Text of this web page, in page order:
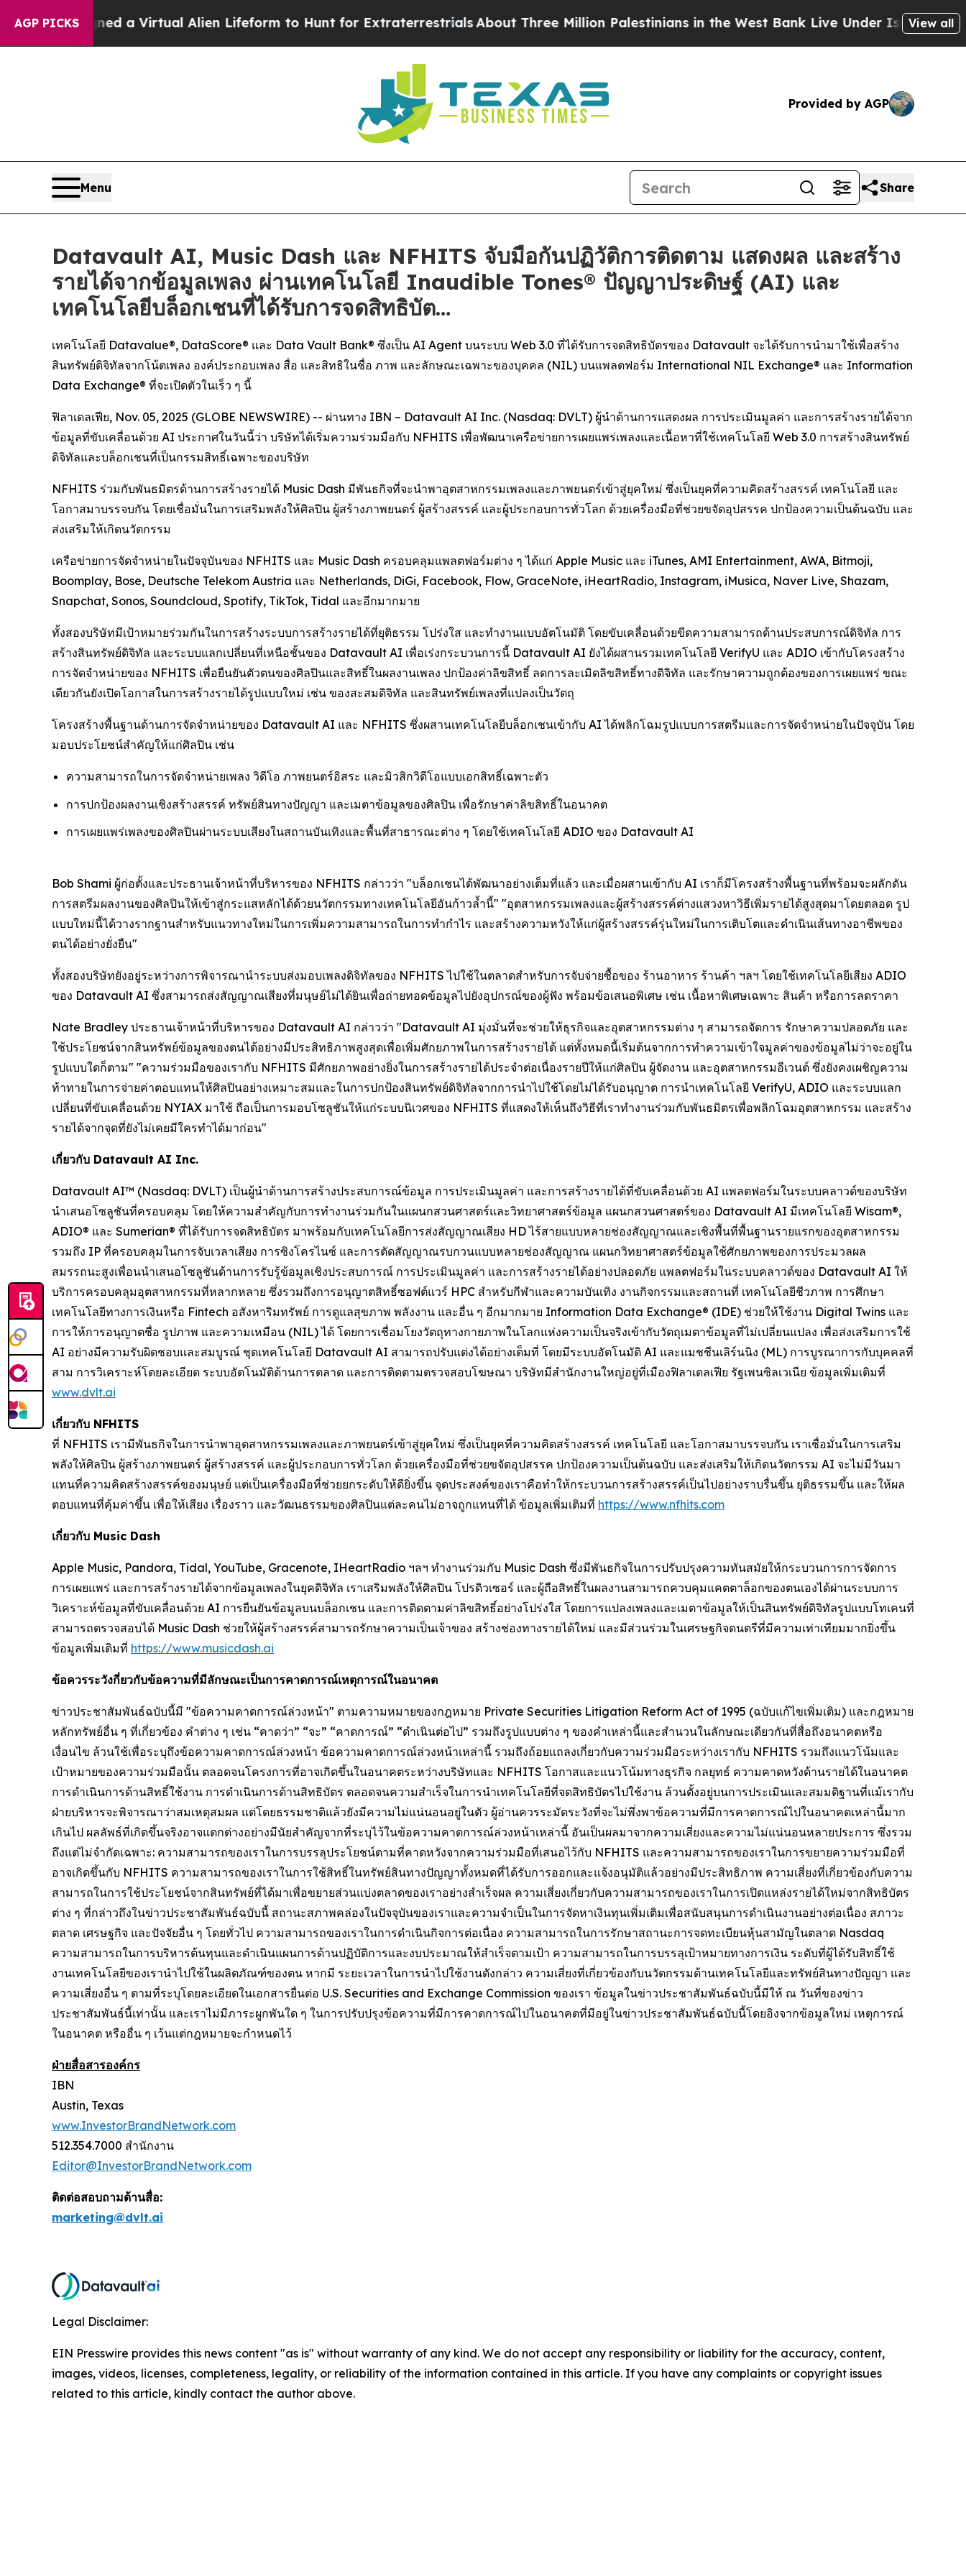
AGP PICKSa Virtual Alien Lifeform to Hunt for ExtraterrestrialsAbout Three Million Palestinians in the West Bank Live Under Israeli Military Rule,
View all
Provided by AGP
Menu Share
Datavault AI, Music Dash และ NFHITS จับมือกันปฏิวัติการติดตาม แสดงผล และสร้าง
รายได้จากข้อมูลเพลง ผ่านเทคโนโลยี Inaudible Tones® ปัญญาประดิษฐ์ (AI) และ
เทคโนโลยีบล็อกเชนที่ได้รับการจดสิทธิบัต…
เทคโนโลยี Datavalue®, DataScore® และ Data Vault Bank® ซึ่งเป็น AI Agent บนระบบ Web 3.0 ที่ได้รับการจดสิทธิบัตรของ Datavault จะได้รับการนำมาใช้เพื่อสร้าง
สินทรัพย์ดิจิทัลจากโน้ตเพลง องค์ประกอบเพลง สื่อ และสิทธิในชื่อ ภาพ และลักษณะเฉพาะของบุคคล (NIL) บนแพลตฟอร์ม International NIL Exchange® และ Information
Data Exchange® ที่จะเปิดตัวในเร็ว ๆ นี้
ฟิลาเดลเฟีย, Nov. 05, 2025 (GLOBE NEWSWIRE) -- ผ่านทาง IBN – Datavault AI Inc. (Nasdaq: DVLT) ผู้นำด้านการแสดงผล การประเมินมูลค่า และการสร้างรายได้จาก
ข้อมูลที่ขับเคลื่อนด้วย AI ประกาศในวันนี้ว่า บริษัทได้เริ่มความร่วมมือกับ NFHITS เพื่อพัฒนาเครือข่ายการเผยแพร่เพลงและเนื้อหาที่ใช้เทคโนโลยี Web 3.0 การสร้างสินทรัพย์
ดิจิทัลและบล็อกเชนที่เป็นกรรมสิทธิ์เฉพาะของบริษัท
NFHITS ร่วมกับพันธมิตรด้านการสร้างรายได้ Music Dash มีพันธกิจที่จะนำพาอุตสาหกรรมเพลงและภาพยนตร์เข้าสู่ยุคใหม่ ซึ่งเป็นยุคที่ความคิดสร้างสรรค์ เทคโนโลยี และ
โอกาสมาบรรจบกัน โดยเชื่อมั่นในการเสริมพลังให้ศิลปิน ผู้สร้างภาพยนตร์ ผู้สร้างสรรค์ และผู้ประกอบการทั่วโลก ด้วยเครื่องมือที่ช่วยขจัดอุปสรรค ปกป้องความเป็นต้นฉบับ และ
ส่งเสริมให้เกิดนวัตกรรม
เครือข่ายการจัดจำหน่ายในปัจจุบันของ NFHITS และ Music Dash ครอบคลุมแพลตฟอร์มต่าง ๆ ได้แก่ Apple Music และ iTunes, AMI Entertainment, AWA, Bitmoji,
Boomplay, Bose, Deutsche Telekom Austria และ Netherlands, DiGi, Facebook, Flow, GraceNote, iHeartRadio, Instagram, iMusica, Naver Live, Shazam,
Snapchat, Sonos, Soundcloud, Spotify, TikTok, Tidal และอีกมากมาย
ทั้งสองบริษัทมีเป้าหมายร่วมกันในการสร้างระบบการสร้างรายได้ที่ยุติธรรม โปร่งใส และทำงานแบบอัตโนมัติ โดยขับเคลื่อนด้วยขีดความสามารถด้านประสบการณ์ดิจิทัล การ
สร้างสินทรัพย์ดิจิทัล และระบบแลกเปลี่ยนที่เหนือชั้นของ Datavault AI เพื่อเร่งกระบวนการนี้ Datavault AI ยังได้ผสานรวมเทคโนโลยี VerifyU และ ADIO เข้ากับโครงสร้าง
การจัดจำหน่ายของ NFHITS เพื่อยืนยันตัวตนของศิลปินและสิทธิ์ในผลงานเพลง ปกป้องค่าลิขสิทธิ์ ลดการละเมิดลิขสิทธิ์ทางดิจิทัล และรักษาความถูกต้องของการเผยแพร่ ขณะ
เดียวกันยังเปิดโอกาสในการสร้างรายได้รูปแบบใหม่ เช่น ของสะสมดิจิทัล และสินทรัพย์เพลงที่แปลงเป็นวัตถุ
โครงสร้างพื้นฐานด้านการจัดจำหน่ายของ Datavault AI และ NFHITS ซึ่งผสานเทคโนโลยีบล็อกเชนเข้ากับ AI ได้พลิกโฉมรูปแบบการสตรีมและการจัดจำหน่ายในปัจจุบัน โดย
มอบประโยชน์สำคัญให้แก่ศิลปิน เช่น
ความสามารถในการจัดจำหน่ายเพลง วิดีโอ ภาพยนตร์อิสระ และมิวสิกวิดีโอแบบเอกสิทธิ์เฉพาะตัว
การปกป้องผลงานเชิงสร้างสรรค์ ทรัพย์สินทางปัญญา และเมตาข้อมูลของศิลปิน เพื่อรักษาค่าลิขสิทธิ์ในอนาคต
การเผยแพร่เพลงของศิลปินผ่านระบบเสียงในสถานบันเทิงและพื้นที่สาธารณะต่าง ๆ โดยใช้เทคโนโลยี ADIO ของ Datavault AI
Bob Shami ผู้ก่อตั้งและประธานเจ้าหน้าที่บริหารของ NFHITS กล่าวว่า "บล็อกเชนได้พัฒนาอย่างเต็มที่แล้ว และเมื่อผสานเข้ากับ AI เราก็มีโครงสร้างพื้นฐานที่พร้อมจะผลักดัน
การสตรีมผลงานของศิลปินให้เข้าสู่กระแสหลักได้ด้วยนวัตกรรมทางเทคโนโลยีอันก้าวล้ำนี้" "อุตสาหกรรมเพลงและผู้สร้างสรรค์ต่างแสวงหาวิธีเพิ่มรายได้สูงสุดมาโดยตลอด รูป
แบบใหม่นี้ได้วางรากฐานสำหรับแนวทางใหม่ในการเพิ่มความสามารถในการทำกำไร และสร้างความหวังให้แก่ผู้สร้างสรรค์รุ่นใหม่ในการเติบโตและดำเนินเส้นทางอาชีพของ
ตนได้อย่างยั่งยืน"
ทั้งสองบริษัทยังอยู่ระหว่างการพิจารณานำระบบส่งมอบเพลงดิจิทัลของ NFHITS ไปใช้ในตลาดสำหรับการจับจ่ายซื้อของ ร้านอาหาร ร้านค้า ฯลฯ โดยใช้เทคโนโลยีเสียง ADIO
ของ Datavault AI ซึ่งสามารถส่งสัญญาณเสียงที่มนุษย์ไม่ได้ยินเพื่อถ่ายทอดข้อมูลไปยังอุปกรณ์ของผู้ฟัง พร้อมข้อเสนอพิเศษ เช่น เนื้อหาพิเศษเฉพาะ สินค้า หรือการลดราคา
Nate Bradley ประธานเจ้าหน้าที่บริหารของ Datavault AI กล่าวว่า "Datavault AI มุ่งมั่นที่จะช่วยให้ธุรกิจและอุตสาหกรรมต่าง ๆ สามารถจัดการ รักษาความปลอดภัย และ
ใช้ประโยชน์จากสินทรัพย์ข้อมูลของตนได้อย่างมีประสิทธิภาพสูงสุดเพื่อเพิ่มศักยภาพในการสร้างรายได้ แต่ทั้งหมดนี้เริ่มต้นจากการทำความเข้าใจมูลค่าของข้อมูลไม่ว่าจะอยู่ใน
รูปแบบใดก็ตาม" "ความร่วมมือของเรากับ NFHITS มีศักยภาพอย่างยิ่งในการสร้างรายได้ประจำต่อเนื่องรายปีให้แก่ศิลปิน ผู้จัดงาน และอุตสาหกรรมอีเวนต์ ซึ่งยังคงเผชิญความ
ท้าทายในการจ่ายค่าตอบแทนให้ศิลปินอย่างเหมาะสมและในการปกป้องสินทรัพย์ดิจิทัลจากการนำไปใช้โดยไม่ได้รับอนุญาต การนำเทคโนโลยี VerifyU, ADIO และระบบแลก
เปลี่ยนที่ขับเคลื่อนด้วย NYIAX มาใช้ ถือเป็นการมอบโซลูชันให้แก่ระบบนิเวศของ NFHITS ที่แสดงให้เห็นถึงวิธีที่เราทำงานร่วมกับพันธมิตรเพื่อพลิกโฉมอุตสาหกรรม และสร้าง
รายได้จากจุดที่ยังไม่เคยมีใครทำได้มาก่อน"
เกี่ยวกับ Datavault AI Inc.
Datavault AI™ (Nasdaq: DVLT) เป็นผู้นำด้านการสร้างประสบการณ์ข้อมูล การประเมินมูลค่า และการสร้างรายได้ที่ขับเคลื่อนด้วย AI แพลตฟอร์มในระบบคลาวด์ของบริษัท
นำเสนอโซลูชันที่ครอบคลุม โดยให้ความสำคัญกับการทำงานร่วมกันในแผนกสวนศาสตร์และวิทยาศาสตร์ข้อมูล แผนกสวนศาสตร์ของ Datavault AI มีเทคโนโลยี Wisam®,
ADIO® และ Sumerian® ที่ได้รับการจดสิทธิบัตร มาพร้อมกับเทคโนโลยีการส่งสัญญาณเสียง HD ไร้สายแบบหลายช่องสัญญาณและเชิงพื้นที่พื้นฐานรายแรกของอุตสาหกรรม
รวมถึง IP ที่ครอบคลุมในการจับเวลาเสียง การซิงโครไนซ์ และการตัดสัญญาณรบกวนแบบหลายช่องสัญญาณ แผนกวิทยาศาสตร์ข้อมูลใช้ศักยภาพของการประมวลผล
สมรรถนะสูงเพื่อนนำเสนอโซลูชันด้านการรับรู้ข้อมูลเชิงประสบการณ์ การประเมินมูลค่า และการสร้างรายได้อย่างปลอดภัย แพลตฟอร์มในระบบคลาวด์ของ Datavault AI ให้
บริการครอบคลุมอุตสาหกรรมที่หลากหลาย ซึ่งรวมถึงการอนุญาตสิทธิ์ซอฟต์แวร์ HPC สำหรับกีฬาและความบันเทิง งานกิจกรรมและสถานที่ เทคโนโลยีชีวภาพ การศึกษา
เทคโนโลยีทางการเงินหรือ Fintech อสังหาริมทรัพย์ การดูแลสุขภาพ พลังงาน และอื่น ๆ อีกมากมาย Information Data Exchange® (IDE) ช่วยให้ใช้งาน Digital Twins และ
การให้การอนุญาตชื่อ รูปภาพ และความเหมือน (NIL) ได้ โดยการเชื่อมโยงวัตถุทางกายภาพในโลกแห่งความเป็นจริงเข้ากับวัตถุเมตาข้อมูลที่ไม่เปลี่ยนแปลง เพื่อส่งเสริมการใช้
AI อย่างมีความรับผิดชอบและสมบูรณ์ ชุดเทคโนโลยี Datavault AI สามารถปรับแต่งได้อย่างเต็มที่ โดยมีระบบอัตโนมัติ AI และแมชชีนเลิร์นนิง (ML) การบูรณาการกับบุคคลที่
สาม การวิเคราะห์โดยละเอียด ระบบอัตโนมัติด้านการตลาด และการติดตามตรวจสอบโฆษณา บริษัทมีสำนักงานใหญ่อยู่ที่เมืองฟิลาเดลเฟีย รัฐเพนซิลเวเนีย ข้อมูลเพิ่มเติมที่
www.dvlt.ai
เกี่ยวกับ NFHITS
ที่ NFHITS เรามีพันธกิจในการนำพาอุตสาหกรรมเพลงและภาพยนตร์เข้าสู่ยุคใหม่ ซึ่งเป็นยุคที่ความคิดสร้างสรรค์ เทคโนโลยี และโอกาสมาบรรจบกัน เราเชื่อมั่นในการเสริม
พลังให้ศิลปิน ผู้สร้างภาพยนตร์ ผู้สร้างสรรค์ และผู้ประกอบการทั่วโลก ด้วยเครื่องมือที่ช่วยขจัดอุปสรรค ปกป้องความเป็นต้นฉบับ และส่งเสริมให้เกิดนวัตกรรม AI จะไม่มีวันมา
แทนที่ความคิดสร้างสรรค์ของมนุษย์ แต่เป็นเครื่องมือที่ช่วยยกระดับให้ดียิ่งขึ้น จุดประสงค์ของเราคือทำให้กระบวนการสร้างสรรค์เป็นไปอย่างราบรื่นขึ้น ยุติธรรมขึ้น และให้ผล
ตอบแทนที่คุ้มค่าขึ้น เพื่อให้เสียง เรื่องราว และวัฒนธรรมของศิลปินแต่ละคนไม่อาจถูกแทนที่ได้ ข้อมูลเพิ่มเติมที่ https://www.nfhits.com
เกี่ยวกับ Music Dash
Apple Music, Pandora, Tidal, YouTube, Gracenote, IHeartRadio ฯลฯ ทำงานร่วมกับ Music Dash ซึ่งมีพันธกิจในการปรับปรุงความทันสมัยให้กระบวนการการจัดการ
การเผยแพร่ และการสร้างรายได้จากข้อมูลเพลงในยุคดิจิทัล เราเสริมพลังให้ศิลปิน โปรดิวเซอร์ และผู้ถือสิทธิ์ในผลงานสามารถควบคุมแคตตาล็อกของตนเองได้ผ่านระบบการ
วิเคราะห์ข้อมูลที่ขับเคลื่อนด้วย AI การยืนยันข้อมูลบนบล็อกเชน และการติดตามค่าลิขสิทธิ์อย่างโปร่งใส โดยการแปลงเพลงและเมตาข้อมูลให้เป็นสินทรัพย์ดิจิทัลรูปแบบโทเคนที่
สามารถตรวจสอบได้ Music Dash ช่วยให้ผู้สร้างสรรค์สามารถรักษาความเป็นเจ้าของ สร้างช่องทางรายได้ใหม่ และมีส่วนร่วมในเศรษฐกิจดนตรีที่มีความเท่าเทียมมากยิ่งขึ้น
ข้อมูลเพิ่มเติมที่ https://www.musicdash.ai
ข้อควรระวังกี่ยวกับข้อความที่มีลักษณะเป็นการคาดการณ์เหตุการณ์ในอนาคต
ข่าวประชาสัมพันธ์ฉบับนี้มี "ข้อความคาดการณ์ล่วงหน้า" ตามความหมายของกฎหมาย Private Securities Litigation Reform Act of 1995 (ฉบับแก้ไขเพิ่มเติม) และกฎหมาย
หลักทรัพย์อื่น ๆ ที่เกี่ยวข้อง คำต่าง ๆ เช่น “คาดว่า” “จะ” “คาดการณ์” “ดำเนินต่อไป” รวมถึงรูปแบบต่าง ๆ ของคำเหล่านี้และสำนวนในลักษณะเดียวกันที่สื่อถึงอนาคตหรือ
เงื่อนไข ล้วนใช้เพื่อระบุถึงข้อความคาดการณ์ล่วงหน้า ข้อความคาดการณ์ล่วงหน้าเหล่านี้ รวมถึงถ้อยแถลงเกี่ยวกับความร่วมมือระหว่างเรากับ NFHITS รวมถึงแนวโน้มและ
เป้าหมายของความร่วมมือนั้น ตลอดจนโครงการที่อาจเกิดขึ้นในอนาคตระหว่างบริษัทและ NFHITS โอกาสและแนวโน้มทางธุรกิจ กลยุทธ์ ความคาดหวังด้านรายได้ในอนาคต
การดำเนินการด้านสิทธิ์ใช้งาน การดำเนินการด้านสิทธิบัตร ตลอดจนความสำเร็จในการนำเทคโนโลยีที่จดสิทธิบัตรไปใช้งาน ล้วนตั้งอยู่บนการประเมินและสมมติฐานที่แม้เรากับ
ฝ่ายบริหารจะพิจารณาว่าสมเหตุสมผล แต่โดยธรรมชาติแล้วยังมีความไม่แน่นอนอยู่ในตัว ผู้อ่านควรระมัดระวังที่จะไม่พึ่งพาข้อความที่มีการคาดการณ์ไปในอนาคตเหล่านี้มาก
เกินไป ผลลัพธ์ที่เกิดขึ้นจริงอาจแตกต่างอย่างมีนัยสำคัญจากที่ระบุไว้ในข้อความคาดการณ์ล่วงหน้าเหล่านี้ อันเป็นผลมาจากความเสี่ยงและความไม่แน่นอนหลายประการ ซึ่งรวม
ถึงแต่ไม่จำกัดเฉพาะ: ความสามารถของเราในการบรรลุประโยชน์ตามที่คาดหวังจากความร่วมมือที่เสนอไว้กับ NFHITS และความสามารถของเราในการขยายความร่วมมือที่
อาจเกิดขึ้นกับ NFHITS ความสามารถของเราในการใช้สิทธิ์ในทรัพย์สินทางปัญญาทั้งหมดที่ได้รับการออกและแจ้งอนุมัติแล้วอย่างมีประสิทธิภาพ ความเสี่ยงที่เกี่ยวข้องกับความ
สามารถในการใช้ประโยชน์จากสินทรัพย์ที่ได้มาเพื่อขยายส่วนแบ่งตลาดของเราอย่างสำเร็จผล ความเสี่ยงเกี่ยวกับความสามารถของเราในการเปิดแหล่งรายได้ใหม่จากสิทธิบัตร
ต่าง ๆ ที่กล่าวถึงในข่าวประชาสัมพันธ์ฉบับนี้ สถานะสภาพคล่องในปัจจุบันของเราและความจำเป็นในการจัดหาเงินทุนเพิ่มเติมเพื่อสนับสนุนการดำเนินงานอย่างต่อเนื่อง สภาวะ
ตลาด เศรษฐกิจ และปัจจัยอื่น ๆ โดยทั่วไป ความสามารถของเราในการดำเนินกิจการต่อเนื่อง ความสามารถในการรักษาสถานะการจดทะเบียนหุ้นสามัญในตลาด Nasdaq
ความสามารถในการบริหารต้นทุนและดำเนินแผนการด้านปฏิบัติการและงบประมาณให้สำเร็จตามเป้า ความสามารถในการบรรลุเป้าหมายทางการเงิน ระดับที่ผู้ได้รับสิทธิ์ใช้
งานเทคโนโลยีของเรานำไปใช้ในผลิตภัณฑ์ของตน หากมี ระยะเวลาในการนำไปใช้งานดังกล่าว ความเสี่ยงที่เกี่ยวข้องกับนวัตกรรมด้านเทคโนโลยีและทรัพย์สินทางปัญญา และ
ความเสี่ยงอื่น ๆ ตามที่ระบุโดยละเอียดในเอกสารยื่นต่อ U.S. Securities and Exchange Commission ของเรา ข้อมูลในข่าวประชาสัมพันธ์ฉบับนี้มีให้ ณ วันที่ของข่าว
ประชาสัมพันธ์นี้เท่านั้น และเราไม่มีภาระผูกพันใด ๆ ในการปรับปรุงข้อความที่มีการคาดการณ์ไปในอนาคตที่มีอยู่ในข่าวประชาสัมพันธ์ฉบับนี้โดยอิงจากข้อมูลใหม่ เหตุการณ์
ในอนาคต หรืออื่น ๆ เว้นแต่กฎหมายจะกำหนดไว้
ฝ่ายสื่อสารองค์กร
IBN
Austin, Texas
www.InvestorBrandNetwork.com
512.354.7000 สำนักงาน
Editor@InvestorBrandNetwork.com
ติดต่อสอบถามด้านสื่อ:
marketing@dvlt.ai
Legal Disclaimer:
EIN Presswire provides this news content "as is" without warranty of any kind. We do not accept any responsibility or liability for the accuracy, content,
images, videos, licenses, completeness, legality, or reliability of the information contained in this article. If you have any complaints or copyright issues
related to this article, kindly contact the author above.